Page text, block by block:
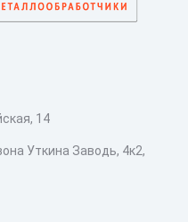
14
Уткина Заводь, 4к2,